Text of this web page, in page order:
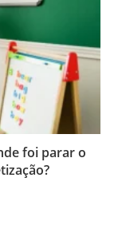
foi parar o